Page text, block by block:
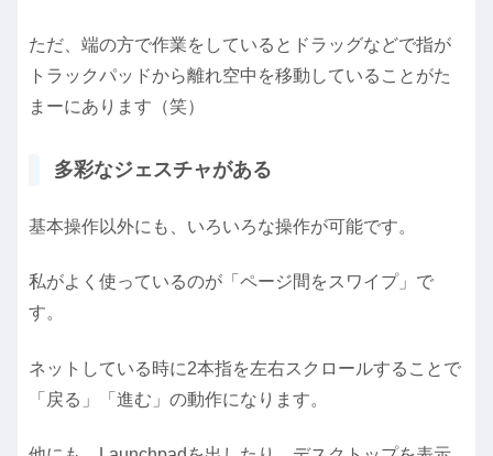
ただ、端の方で作業をしているとドラッグなどで指が
トラックパッドから離れ空中を移動していることがた
まーにあります（笑）
多彩なジェスチャがある
基本操作以外にも、いろいろな操作が可能です。
私がよく使っているのが「ページ間をスワイプ」で
す。
ネットしている時に2本指を左右スクロールすることで
「戻る」「進む」の動作になります。